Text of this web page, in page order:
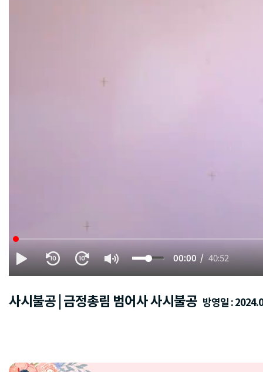
00:00 40:52
사시불공 | 금정총림 범어사 사시불공 방영일 :